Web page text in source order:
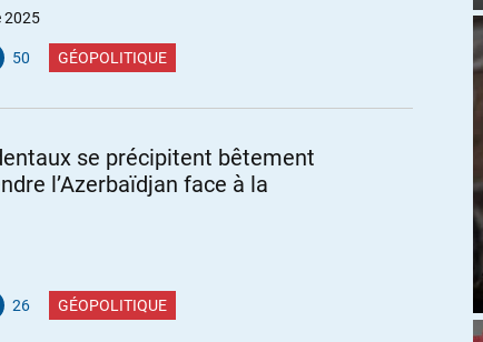
2025
50 GÉOPOLITIQUE
se précipitent bêtement
l’Azerbaïdjan face à la
26 GÉOPOLITIQUE